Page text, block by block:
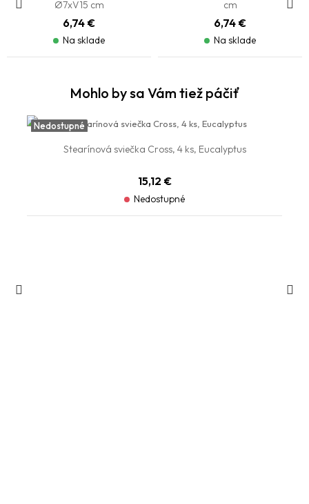
Ø7xV15 cm
6,74 €
Na sklade
cm
6,74 €
Na sklade
Mohlo by sa Vám tiež páčiť
Nedostupné Vypredané
Stearínová sviečka Cross, 4 ks, Eucalyptus
15,12 €
Nedostupné